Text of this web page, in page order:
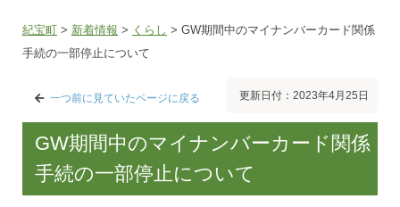
紀宝町 > 新着情報 > くらし > GW期間中のマイナンバーカード関係
手続の一部停止について
一つ前に見ていたページに戻る 更新日付：2023年4月25日
GW期間中のマイナンバーカード関係
手続の一部停止について